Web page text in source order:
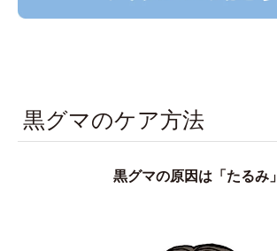
黒グマのケア方法
黒グマの原因は「たるみ」